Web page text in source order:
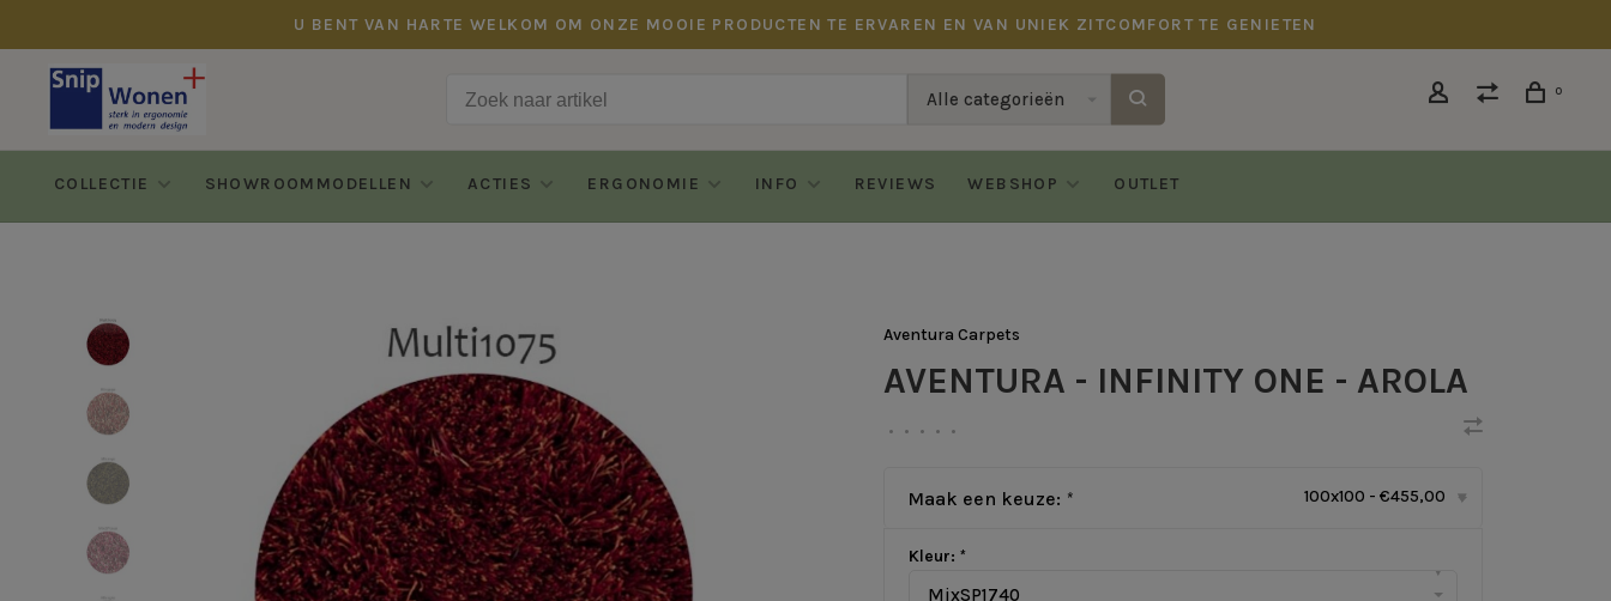
U BENT VAN HARTE WELKOM OM ONZE MOOIE PRODUCTEN TE ERVAREN EN VAN UNIEK ZITCOMFORT TE GENIETEN
Alle categorieën 0
COLLECTIE SHOWROOMMODELLEN ACTIES ERGONOMIE INFO REVIEWS WEBSHOP OUTLET
Aventura Carpets
AVENTURA - INFINITY ONE - AROLA
• • • • •
Maak een keuze: * 100x100 - €455,00 ▾
Kleur: *
MixSP1740
▾